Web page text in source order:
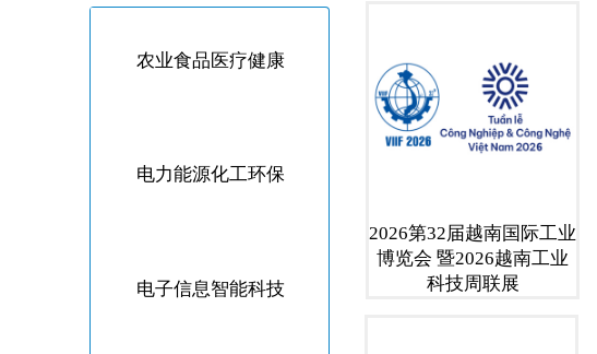
2026第32届越南国际工业
博览会 暨2026越南工业
科技周联展
农业食品医疗健康
电力能源化工环保
电子信息智能科技